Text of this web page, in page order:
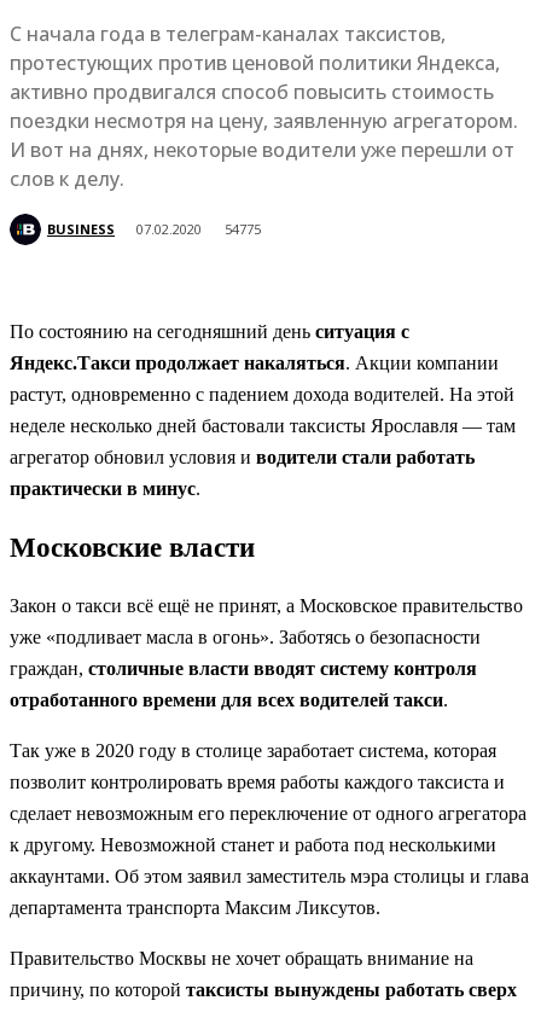
С начала года в телеграм-каналах таксистов,
протестующих против ценовой политики Яндекса,
активно продвигался способ повысить стоимость
поездки несмотря на цену, заявленную агрегатором.
И вот на днях, некоторые водители уже перешли от
слов к делу.
BUSINESS 07.02.2020 54775
По состоянию на сегодняшний день ситуация с
Яндекс.Такси продолжает накаляться. Акции компании
растут, одновременно с падением дохода водителей. На этой
неделе несколько дней бастовали таксисты Ярославля — там
агрегатор обновил условия и водители стали работать
практически в минус.
Московские власти
Закон о такси всё ещё не принят, а Московское правительство
уже «подливает масла в огонь». Заботясь о безопасности
граждан, столичные власти вводят систему контроля
отработанного времени для всех водителей такси.
Так уже в 2020 году в столице заработает система, которая
позволит контролировать время работы каждого таксиста и
сделает невозможным его переключение от одного агрегатора
к другому. Невозможной станет и работа под несколькими
аккаунтами. Об этом заявил заместитель мэра столицы и глава
департамента транспорта Максим Ликсутов.
Правительство Москвы не хочет обращать внимание на
причину, по которой таксисты вынуждены работать сверх